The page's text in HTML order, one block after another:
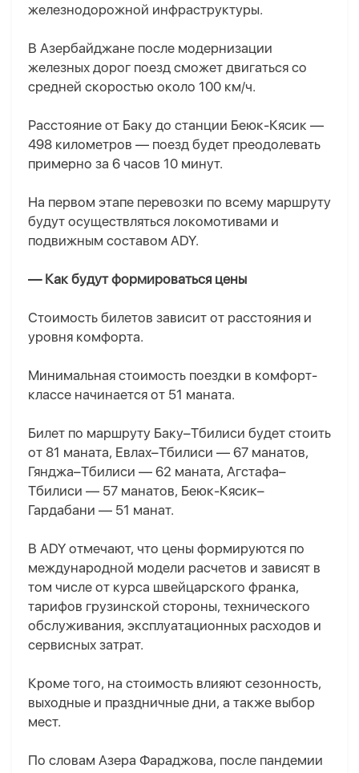
железнодорожной инфраструктуры.
В Азербайджане после модернизации
железных дорог поезд сможет двигаться со
средней скоростью около 100 км/ч.
Расстояние от Баку до станции Беюк-Кясик —
498 километров — поезд будет преодолевать
примерно за 6 часов 10 минут.
На первом этапе перевозки по всему маршруту
будут осуществляться локомотивами и
подвижным составом ADY.
— Как будут формироваться цены
Стоимость билетов зависит от расстояния и
уровня комфорта.
Минимальная стоимость поездки в комфорт-
классе начинается от 51 маната.
Билет по маршруту Баку–Тбилиси будет стоить
от 81 маната, Евлах–Тбилиси — 67 манатов,
Гянджа–Тбилиси — 62 маната, Агстафа–
Тбилиси — 57 манатов, Беюк-Кясик–
Гардабани — 51 манат.
В ADY отмечают, что цены формируются по
международной модели расчетов и зависят в
том числе от курса швейцарского франка,
тарифов грузинской стороны, технического
обслуживания, эксплуатационных расходов и
сервисных затрат.
Кроме того, на стоимость влияют сезонность,
выходные и праздничные дни, а также выбор
мест.
По словам Азера Фараджова, после пандемии